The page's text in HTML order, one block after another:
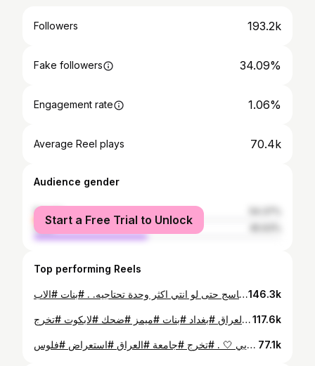
Followers 193.2k
Fake followers 34.09%
Engagement rate 1.06%
Average Reel plays 70.4k
Audience gender
female
male
Start a Free Trial to Unlock
Top performing Reels
اول مرة بحياتي اقرر انشر هيج شي خاص عني ع السوشيال ميديا .. بس نشرته حتى أكول للي مثلي : إذا أبوچ كان حي وغايب، هذا مو من نقص بيج . و مو مطلوب منج تبررين غيابه، ولا تصلحين خطأ ما سويتيه. انتي ما جنتِ السبب، ولا جنتِ أقل استحقاقاً من غيرج. . يمكن كبرتي من وكت ، وتعلمتي تعتمدين على نفسچ أكثر من اللازم، بس هذا ما يلغي حقج بـ إن تنحبين. غياب الأب ما يحدد قيمتج،ولا يعني إنج ما تستحقين الحُب او بيج مشكلة ! ولا يرسم سقف لحياتج. قيمتج تُبنى من وعيج، من اختياراتج الجاية، ومن قدرتچ بـ إن تقدمين الحب لناسج حتى لو انتي اكثر وحدة تحتاجيه. . #بنات #الاب #daddyissues #توعية #قوة146.3k
أكثر شي حقيقي واعترف بيه 🤣 . . . #دراسة #جامعة #العراق #بغداد #بنات #ميمز #ضحك #لابكوت #تخرج117.6k
التخرج يوم جميل ومهم بحياة اي طالب ، بس لأنّه مهم… لازم نعرف شنو نَسوي وشنو نتجنّب 🎓 أشياء لا تسويها بتخرجج: • مخالفة الزي التميّز مو بكسر التعليمات، التميّز بالالتزام واحترام المناسبة والدفعة كلها. • حجز الجلسة الفردية بنفس يوم التخرج راح تتعبين، وشكلك يتغير، ومزاجك ينهك. خليها بيوم ثاني واطلعي براحتك. • استعراض الهدايا لصق فلوس على وشاح التخرج أو التمشي ببوكيه مليان فلوس وذهب داخل الجامعة يبين استعراض أكثر مما هو فرح حقيقي. الفرح ما يحتاج جمهور، واللي ابن خير ما يستعرض بفلوسه بهيج مكان. أعرف كلامي صريح جداً بس هذا رأيي الشخصي، وأتمنى نحترم آراء بعضنا وأنا بدوري أحترم أي رأي مختلف عن رأيي 🤍 . #تخرج #جامعة #العراق #استعراض #فلوس 77.1k